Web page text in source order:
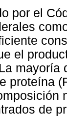
por el
el
mayoría
proteína
de